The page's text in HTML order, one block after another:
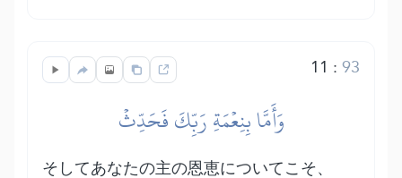
11 :93
وَأَمَّا بِنِعۡمَةِ رَبِّكَ فَحَدِّثۡ
そしてあなたの主の恩恵についてこそ、